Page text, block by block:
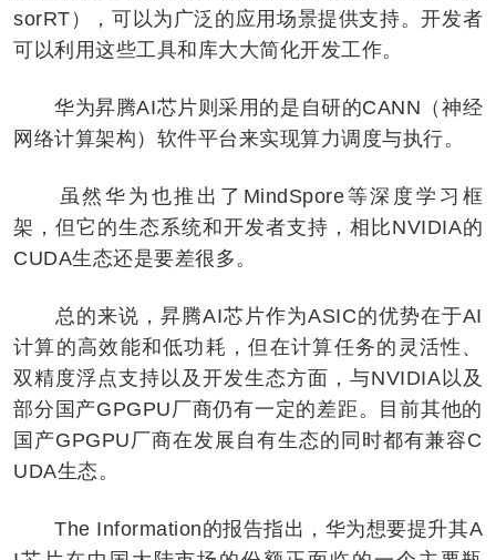
sorRT），可以为广泛的应用场景提供支持。开发者
可以利用这些工具和库大大简化开发工作。
华为昇腾AI芯片则采用的是自研的CANN（神经
网络计算架构）软件平台来实现算力调度与执行。
虽然华为也推出了MindSpore等深度学习框
架，但它的生态系统和开发者支持，相比NVIDIA的
CUDA生态还是要差很多。
总的来说，昇腾AI芯片作为ASIC的优势在于AI
计算的高效能和低功耗，但在计算任务的灵活性、
双精度浮点支持以及开发生态方面，与NVIDIA以及
部分国产GPGPU厂商仍有一定的差距。目前其他的
国产GPGPU厂商在发展自有生态的同时都有兼容C
UDA生态。
The Information的报告指出，华为想要提升其A